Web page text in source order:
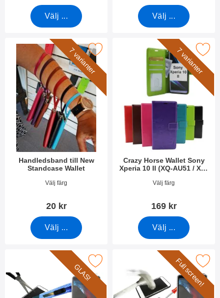
Välj ... Välj ...
7 varianter
Handledsband till New
Standcase Wallet
Art. nr 40789Välj färg
20 kr
Välj ...
handledsband till New Standcase Wallet som favorit
7 varianter
Crazy Horse Wallet Sony
Xperia 10 II (XQ-AU51 / XQ-
Art. nr 36775Välj färg
169 kr
Välj ...
Makera crazy Horse Wallet Sony Xperia 10
GLAS!
glas Sony Xperia 10 II (XQ-AU51 / XQ-AU52) som favorit
Full screen!
Makera full Frame Glas skydd Sony Xperia